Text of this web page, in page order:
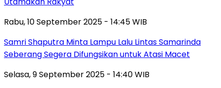
Rabu, 10 September 2025 - 14:45 WIB
Samri Shaputra Minta Lampu Lalu Lintas Samarinda
Seberang Segera Difungsikan untuk Atasi Macet
Selasa, 9 September 2025 - 14:40 WIB